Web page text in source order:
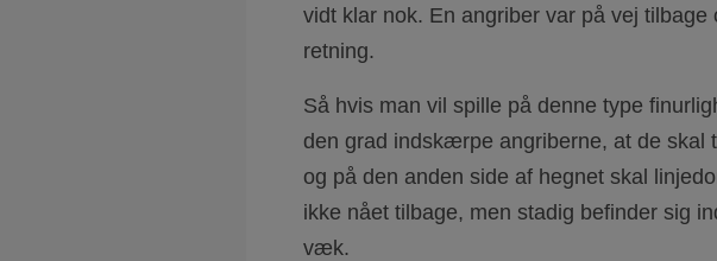
vidt klar nok. En angriber var på vej
retning.
Så hvis man vil spille på denne type
den grad indskærpe angriberne, at de skal
og på den anden side af hegnet skal
ikke nået tilbage, men stadig befinder sig
væk.